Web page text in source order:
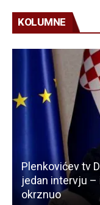
KOLUMNE
Plenkovićev tv
jedan intervju
okrznuo